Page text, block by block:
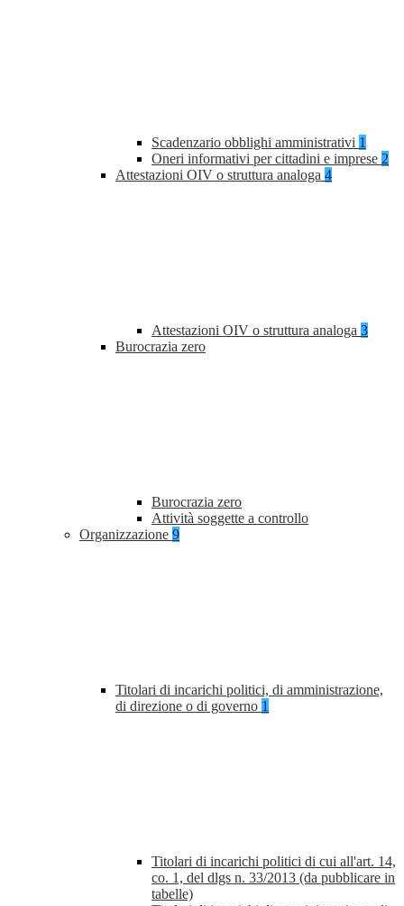
Scadenzario obblighi amministrativi 1
Oneri informativi per cittadini e imprese 2
Attestazioni OIV o struttura analoga 4
Attestazioni OIV o struttura analoga 3
Burocrazia zero
Burocrazia zero
Attività soggette a controllo
Organizzazione 9
Titolari di incarichi politici, di amministrazione,
di direzione o di governo 1
Titolari di incarichi politici di cui all'art. 14,
co. 1, del dlgs n. 33/2013 (da pubblicare in
tabelle)